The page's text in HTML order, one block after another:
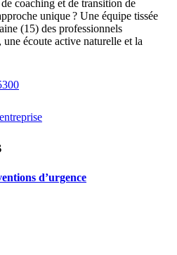
coaching et de transition de
unique ? Une équipe tissée
(15) des professionnels
écoute active naturelle et la
d’urgence